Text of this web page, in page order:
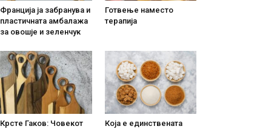
Франција ја забранува и
пластичната амбалажа
за овошје и зеленчук
Готвење наместо
терапија
Крсте Гаков: Човекот
Која е единствената